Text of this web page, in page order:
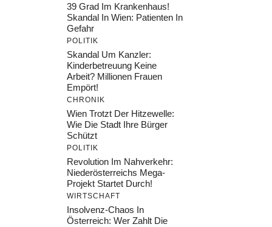
39 Grad Im Krankenhaus!
Skandal In Wien: Patienten In
Gefahr
POLITIK
Skandal Um Kanzler:
Kinderbetreuung Keine
Arbeit? Millionen Frauen
Empört!
CHRONIK
Wien Trotzt Der Hitzewelle:
Wie Die Stadt Ihre Bürger
Schützt
POLITIK
Revolution Im Nahverkehr:
Niederösterreichs Mega-
Projekt Startet Durch!
WIRTSCHAFT
Insolvenz-Chaos In
Österreich: Wer Zahlt Die